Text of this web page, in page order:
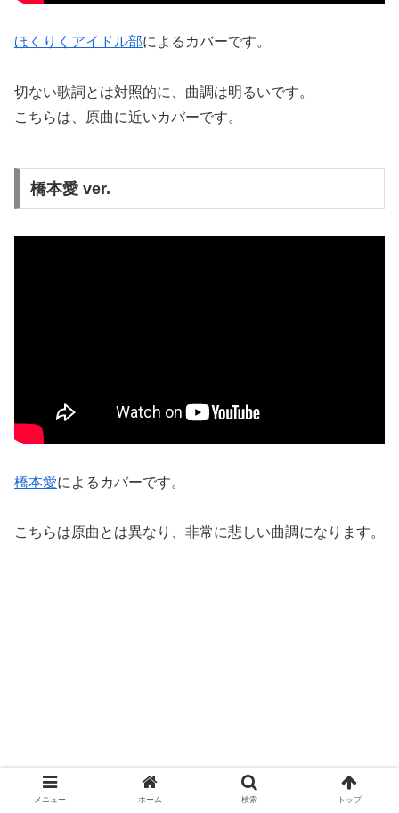
ほくりくアイドル部によるカバーです。
切ない歌詞とは対照的に、曲調は明るいです。
こちらは、原曲に近いカバーです。
橋本愛 ver.
橋本愛によるカバーです。
こちらは原曲とは異なり、非常に悲しい曲調になります。
メニュー ホーム 検索 トップ